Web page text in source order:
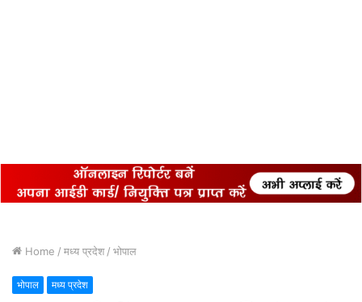
Home / मध्य प्रदेश / भोपाल
भोपाल मध्य प्रदेश